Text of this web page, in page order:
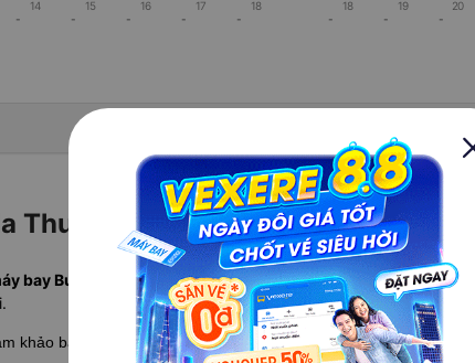
14
-
15
-
16
-
17
-
18
-
18
-
19
-
20
-
Thuột đi Thăng Bình hãng nào rẻ
bay Buôn Ma Thuột Thăng Bình rẻ nhất tháng này từ , khởi
khảo bảng so sánh giá vé máy bay Buôn Ma Thuột Thăng